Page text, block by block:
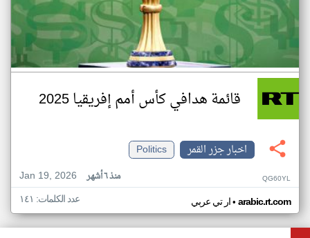
قائمة هدافي كأس أمم إفريقيا 2025
اخبار جزر القمر
Politics
Jan 19, 2026
منذ ٦ أشهر QG60YL
ار تي عربي• arabic.rt.com عدد الكلمات: ١٤١